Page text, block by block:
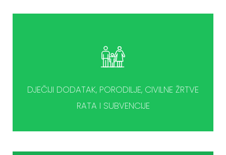
DJEČIJI DODATAK, PORODILJE, CIVILNE ŽRTVE
RATA I SUBVENCIJE